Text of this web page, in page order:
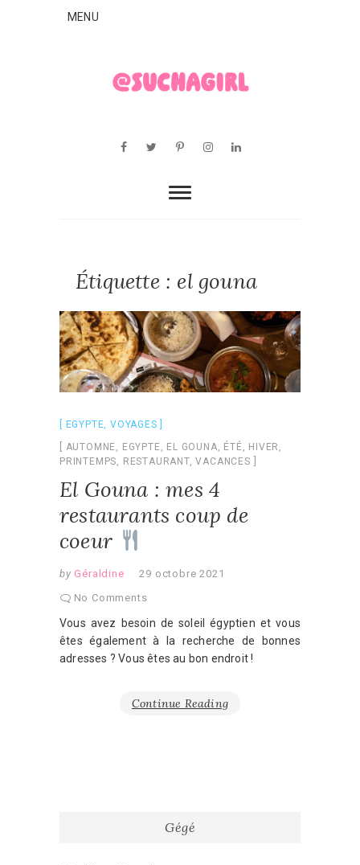
MENU
SUCHAGIRL
FacebookTwitterPinterestInstagramLinkedin
Étiquette : el gouna
EGYPTE,VOYAGES
AUTOMNE , EGYPTE , EL GOUNA, ÉTÉ , HIVER ,
PRINTEMPS, RESTAURANT,VACANCES
El Gouna : mes 4
restaurants coup de
coeur
by Géraldine
29 octobre 2021
No Comments
Vous avez besoin de soleil égyptien et vous
êtes également à la recherche de bonnes
adresses ? Vous êtes au bon endroit !
Continue Reading
Gégé